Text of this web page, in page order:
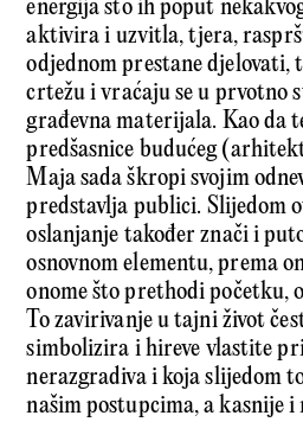
energija što ih poput
aktivira i uzvitla, tjera,
odjednom prestane djelovati,
crtežu i vraćaju se u prvotno
građev­na materijala. Kao da
predšasnice budućeg
Maja sada škropi svojim
predstavlja publici. Slijedom
oslanjanje također znači i
osnovnom elementu, prema
onome što prethodi početku,
To zavirivanje u tajni život
simbolizira i hireve vlastite
nerazgradiva i koja slijedom
našim postupcima, a kasnije